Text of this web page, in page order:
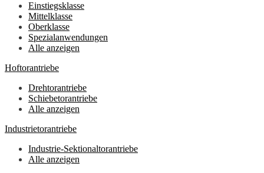
Einstiegsklasse
Mittelklasse
Oberklasse
Spezialanwendungen
Alle anzeigen
Hoftorantriebe
Drehtorantriebe
Schiebetorantriebe
Alle anzeigen
Industrietorantriebe
Industrie-Sektionaltorantriebe
Alle anzeigen